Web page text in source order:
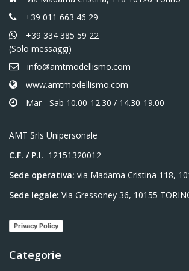
+39 011 663 46 29
+39 334 385 59 22
(Solo messaggi)
info@amtmodellismo.com
www.amtmodellismo.com
Mar - Sab 10.00-12.30 / 14.30-19.00
AMT Srls Unipersonale
C.F. / P.I. 12151320012
Sede operativa: via Madama Cristina 118,
Sede legale: Via Gressoney 36, 10155
Privacy Policy
Categorie